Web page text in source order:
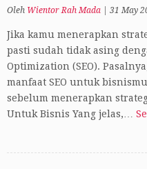
Oleh Wientor Rah Mada 31 May
Jika kamu menerapkan
pasti sudah tidak asing
Optimization (SEO).
manfaat SEO untuk
sebelum menerapkan
Untuk Bisnis Yang jelas,…